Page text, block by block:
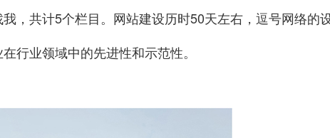
，共计5个栏目。网站建设历时50天左右，逗号网络的
行业领域中的先进性和示范性。